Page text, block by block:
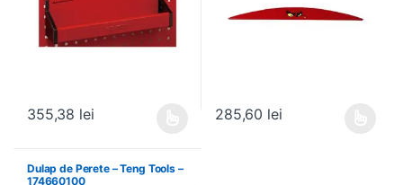
355,38 lei 285,60 lei
Dulap de Perete – Teng Tools –
174660100